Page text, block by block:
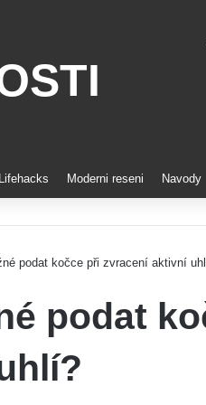
Lifehacks Moderni reseni Navody
podat kočce při zvracení aktivní
podat